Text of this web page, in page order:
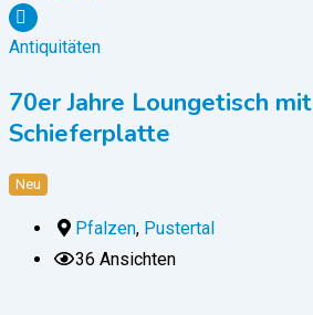
Antiquitäten
70er Jahre Loungetisch mit
Schieferplatte
Neu
Pfalzen, Pustertal
36 Ansichten